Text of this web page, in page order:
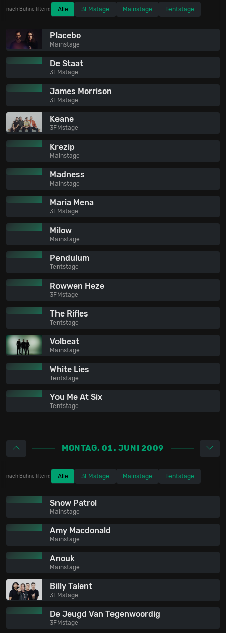
nach Bühne filtern: Alle 3FMstage Mainstage Tentstage
Placebo
Mainstage
De Staat
3FMstage
James Morrison
3FMstage
Keane
3FMstage
Krezip
Mainstage
Madness
Mainstage
Maria Mena
3FMstage
Milow
Mainstage
Pendulum
Tentstage
Rowwen Heze
3FMstage
The Rifles
Tentstage
Volbeat
Mainstage
White Lies
Tentstage
You Me At Six
Tentstage
MONTAG, 01. JUNI 2009
nach Bühne filtern: Alle 3FMstage Mainstage Tentstage
Snow Patrol
Mainstage
Amy Macdonald
Mainstage
Anouk
Mainstage
Billy Talent
3FMstage
De Jeugd Van Tegenwoordig
3FMstage